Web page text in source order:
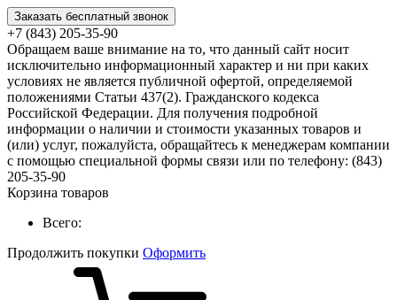
Заказать бесплатный звонок
+7 (843) 205-35-90
Обращаем ваше внимание на то, что данный сайт носит
исключительно информационный характер и ни при каких
условиях не является публичной офертой, определяемой
положениями Статьи 437(2). Гражданского кодекса
Российской Федерации. Для получения подробной
информации о наличии и стоимости указанных товаров и
(или) услуг, пожалуйста, обращайтесь к менеджерам компании
с помощью специальной формы связи или по телефону: (843)
205-35-90
Корзина товаров
Всего:
Продолжить покупки Оформить